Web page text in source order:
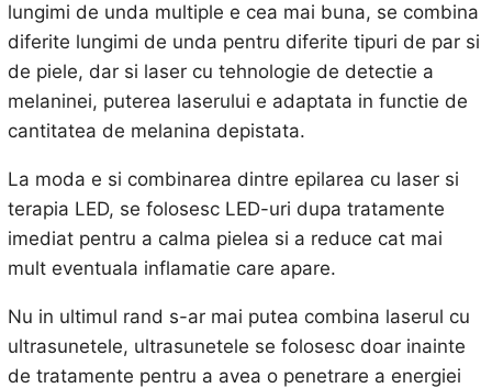
lungimi de unda multiple e cea mai buna, se combina
diferite lungimi de unda pentru diferite tipuri de par si
de piele, dar si laser cu tehnologie de detectie a
melaninei, puterea laserului e adaptata in functie de
cantitatea de melanina depistata.
La moda e si combinarea dintre epilarea cu laser si
terapia LED, se folosesc LED-uri dupa tratamente
imediat pentru a calma pielea si a reduce cat mai
mult eventuala inflamatie care apare.
Nu in ultimul rand s-ar mai putea combina laserul cu
ultrasunetele, ultrasunetele se folosesc doar inainte
de tratamente pentru a avea o penetrare a energiei